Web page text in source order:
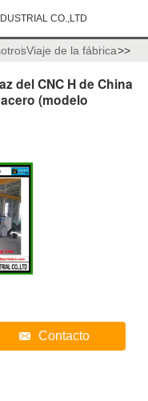
CO.,LTD
Viaje de la fábrica>>
del CNC H de China
(modelo
Contacto